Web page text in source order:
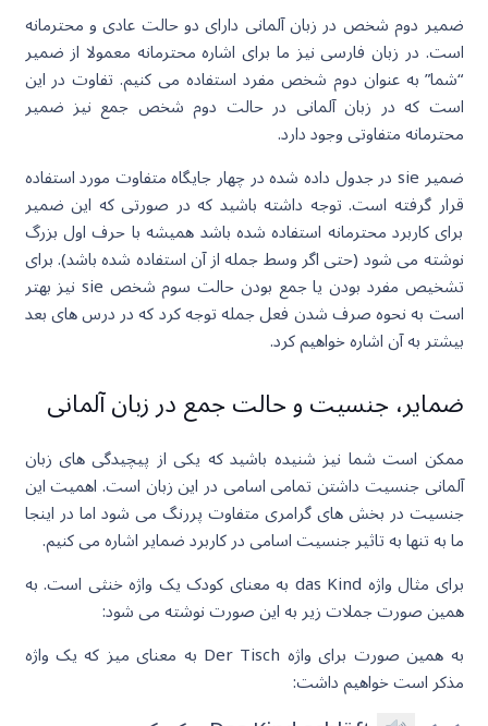
ضمیر دوم شخص در زبان آلمانی دارای دو حالت عادی و محترمانه
است. در زبان فارسی نیز ما برای اشاره محترمانه معمولا از ضمیر
“شما” به عنوان دوم شخص مفرد استفاده می کنیم. تفاوت در این
است که در زبان آلمانی در حالت دوم شخص جمع نیز ضمیر
محترمانه متفاوتی وجود دارد.
ضمیر sie در جدول داده شده در چهار جایگاه متفاوت مورد استفاده
قرار گرفته است. توجه داشته باشید که در صورتی که این ضمیر
برای کاربرد محترمانه استفاده شده باشد همیشه با حرف اول بزرگ
نوشته می شود (حتی اگر وسط جمله از آن استفاده شده باشد). برای
تشخیص مفرد بودن یا جمع بودن حالت سوم شخص sie نیز بهتر
است به نحوه صرف شدن فعل جمله توجه کرد که در درس های بعد
بیشتر به آن اشاره خواهیم کرد.
ضمایر، جنسیت و حالت جمع در زبان آلمانی
ممکن است شما نیز شنیده باشید که یکی از پیچیدگی های زبان
آلمانی جنسیت داشتن تمامی اسامی در این زبان است. اهمیت این
جنسیت در بخش های گرامری متفاوت پررنگ می شود اما در اینجا
ما به تنها به تاثیر جنسیت اسامی در کاربرد ضمایر اشاره می کنیم.
برای مثال واژه das Kind به معنای کودک یک واژه خنثی است. به
همین صورت جملات زیر به این صورت نوشته می شود:
به همین صورت برای واژه Der Tisch به معنای میز که یک واژه
مذکر است خواهیم داشت: